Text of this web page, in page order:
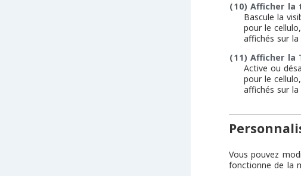
(10) Afficher la
Bascule la
pour le
affichés sur
(11) Afficher la
Active ou
pour le
affichés sur
Vous pouvez
fonctionne de la